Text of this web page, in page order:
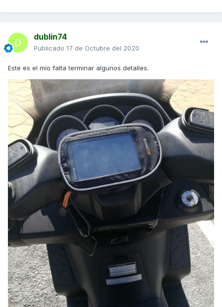
dublin74
Publicado 17 de Octubre del 2020
Este es el mío falta terminar algunos detalles.